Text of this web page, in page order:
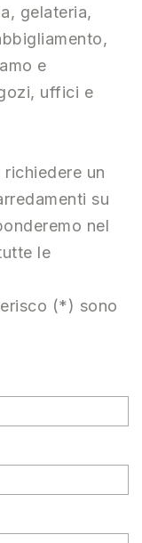
gelateria,
e
uffici e
un
su
nel
le
(*) sono